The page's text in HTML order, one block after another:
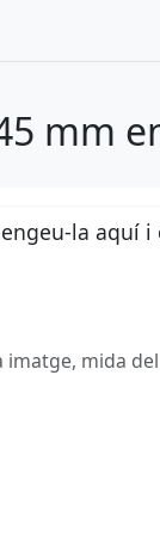
mm
la aquí
mida